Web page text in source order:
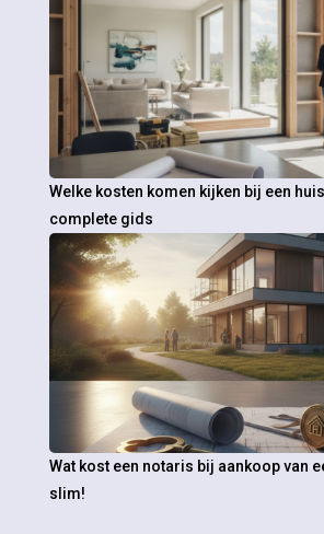
Welke kosten komen kijken bij een
complete gids
Wat kost een notaris bij aankoop van
slim!